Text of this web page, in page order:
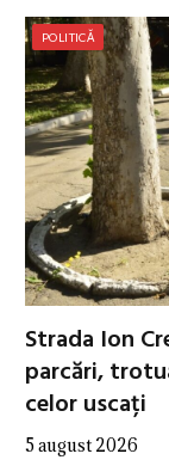
POLITICĂ
Strada Ion
parcări,
celor uscați
5 august 2026